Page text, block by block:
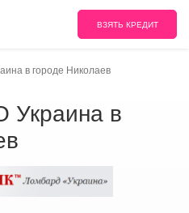
ВЗЯТЬ КРЕДИТ
в городе Николаев